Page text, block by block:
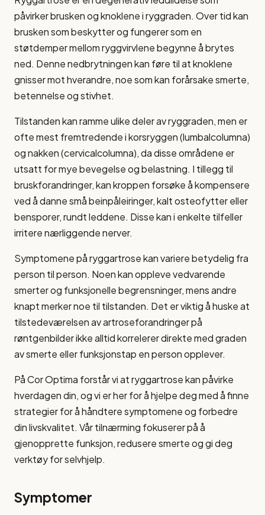
påvirker brusken og knoklene i ryggraden. Over tid kan
brusken som beskytter og fungerer som en
støtdemper mellom ryggvirvlene begynne å brytes
ned. Denne nedbrytningen kan føre til at knoklene
gnisser mot hverandre, noe som kan forårsake smerte,
betennelse og stivhet.
Tilstanden kan ramme ulike deler av ryggraden, men er
ofte mest fremtredende i korsryggen (lumbalcolumna)
og nakken (cervicalcolumna), da disse områdene er
utsatt for mye bevegelse og belastning. I tillegg til
bruskforandringer, kan kroppen forsøke å kompensere
ved å danne små beinpåleiringer, kalt osteofytter eller
bensporer, rundt leddene. Disse kan i enkelte tilfeller
irritere nærliggende nerver.
Symptomene på ryggartrose kan variere betydelig fra
person til person. Noen kan oppleve vedvarende
smerter og funksjonelle begrensninger, mens andre
knapt merker noe til tilstanden. Det er viktig å huske at
tilstedeværelsen av artroseforandringer på
røntgenbilder ikke alltid korrelerer direkte med graden
av smerte eller funksjonstap en person opplever.
På Cor Optima forstår vi at ryggartrose kan påvirke
hverdagen din, og vi er her for å hjelpe deg med å finne
strategier for å håndtere symptomene og forbedre
din livskvalitet. Vår tilnærming fokuserer på å
gjenopprette funksjon, redusere smerte og gi deg
verktøy for selvhjelp.
Symptomer